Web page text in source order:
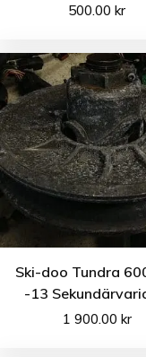
500.00kr
Ski-doo Tundra
-13
1 900.00 kr